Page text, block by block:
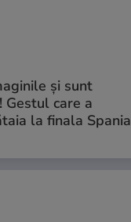
și sunt
Gestul care a
la finala Spania